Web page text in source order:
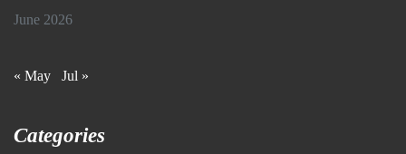
June 2026
« May Jul »
Categories